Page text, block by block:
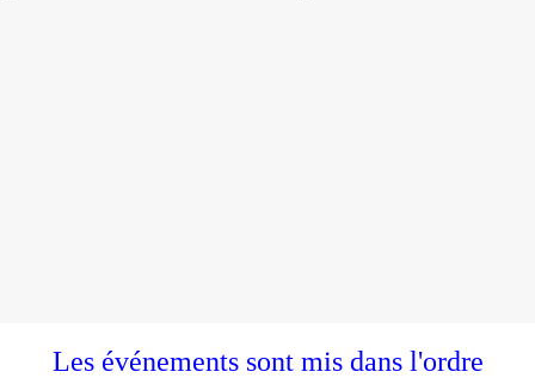
Les événements sont mis dans l'ordre